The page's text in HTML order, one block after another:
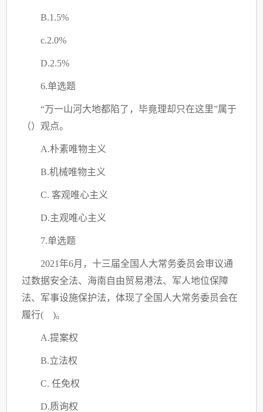
B.1.5%
c.2.0%
D.2.5%
6.单选题
“万一山河大地都陷了，毕竟理却只在这里”属于
（）观点。
A.朴素唯物主义
B.机械唯物主义
C. 客观唯心主义
D.主观唯心主义
7.单选题
2021年6月，十三届全国人大常务委员会审议通
过数据安全法、海南自由贸易港法、军人地位保障
法、军事设施保护法，体现了全国人大常务委员会在
履行( )。
A.提案权
B.立法权
C. 任免权
D.质询权